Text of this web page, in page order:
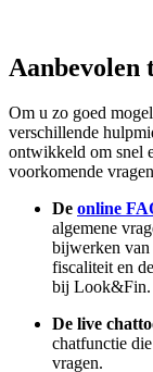
Aanbevolen
Om u zo goed
verschillende
ontwikkeld om snel
voorkomende
De online
algemene
bijwerken van
fiscaliteit en
bij Look&Fin.
De live
chatfunctie
vragen.